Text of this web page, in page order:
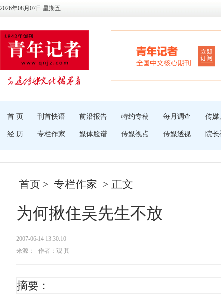
2026年08月07日 星期五
首 页 刊首快语 前沿报告 特约专稿 每月调查 传媒
经 历 专栏作家 媒体脸谱 传媒视点 传媒透视 院长
首页 > 专栏作家 > 正文
为何揪住吴先生不放
2007-06-14 13:30:10
来源：
作者：观 其
摘要：